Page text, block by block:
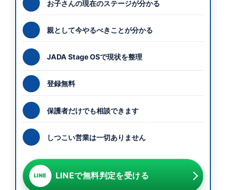
お子さんの現在のステージが分かる
親として今やるべきことが分かる
JADA Stage OSで現状を整理
登録無料
保護者だけでも相談できます
しつこい営業は一切ありません
LINE LINEで無料判定を受ける